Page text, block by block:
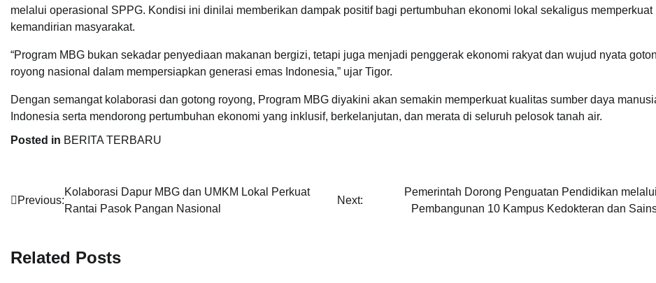
melalui operasional SPPG. Kondisi ini dinilai memberikan dampak positif bagi pertumbuhan ekonomi lokal sekaligus memperkuat
kemandirian masyarakat.
“Program MBG bukan sekadar penyediaan makanan bergizi, tetapi juga menjadi penggerak ekonomi rakyat dan wujud nyata
royong nasional dalam mempersiapkan generasi emas Indonesia,” ujar Tigor.
Dengan semangat kolaborasi dan gotong royong, Program MBG diyakini akan semakin memperkuat kualitas sumber daya
Indonesia serta mendorong pertumbuhan ekonomi yang inklusif, berkelanjutan, dan merata di seluruh pelosok tanah air.
Posted in BERITA TERBARU
Navigasi
Previous:
Kolaborasi Dapur MBG dan UMKM Lokal Perkuat
Rantai Pasok Pangan Nasional
Next:
Pemerintah Dorong Penguatan Pendidikan melalui
Pembangunan 10 Kampus Kedokteran dan
Related Posts